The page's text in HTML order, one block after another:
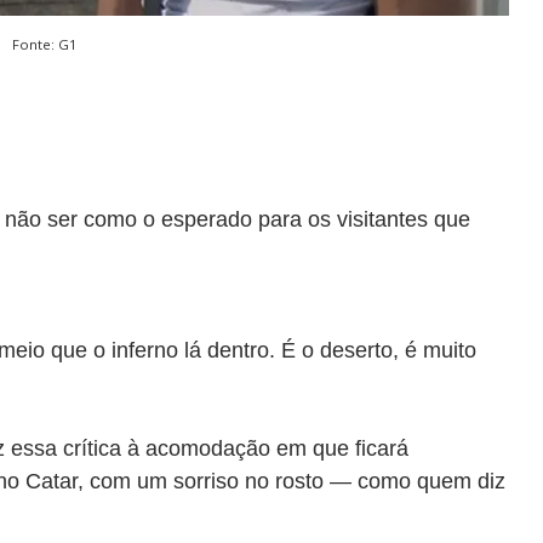
Fonte: G1
ser como o esperado para os visitantes que
que o inferno lá dentro. É o deserto, é muito
crítica à acomodação em que ficará
Catar, com um sorriso no rosto — como quem diz